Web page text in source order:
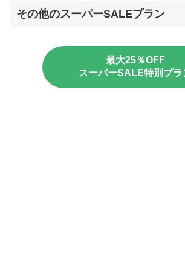
その他のスーパーSALEプラン
最大25％OFF
スーパーSALE特別プラ